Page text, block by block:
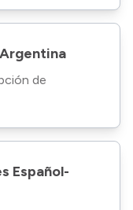
de
Español-